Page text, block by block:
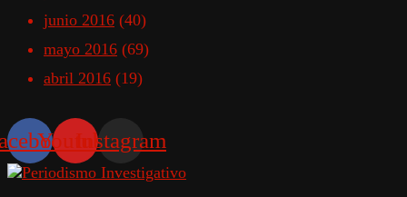
junio 2016 (40)
mayo 2016 (69)
abril 2016 (19)
YoutubeInstagram